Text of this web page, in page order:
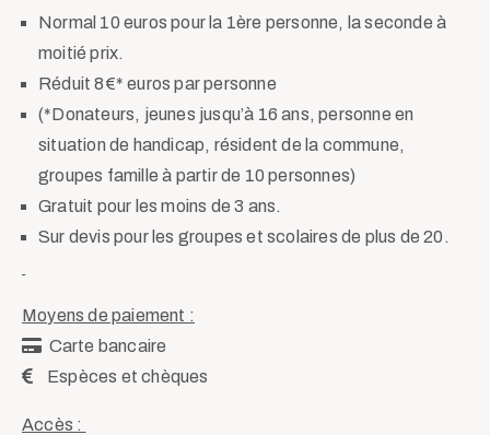
Normal 10 euros pour la 1ère personne, la seconde à
moitié prix.
Réduit 8€* euros par personne
(*Donateurs, jeunes jusqu’à 16 ans, personne en
situation de handicap, résident de la commune,
groupes famille à partir de 10 personnes)
Gratuit pour les moins de 3 ans.
Sur devis pour les groupes et scolaires de plus de 20.
Moyens de paiement :
Carte bancaire
Espèces et chèques
Accès :